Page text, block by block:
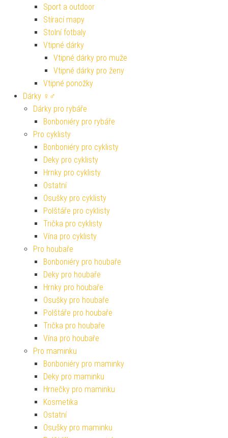
Sport a outdoor
Stírací mapy
Stolní fotbaly
Vtipné dárky
Vtipné dárky pro muže
Vtipné dárky pro ženy
Vtipné ponožky
Dárky ♀♂
Dárky pro rybáře
Bonboniéry pro rybáře
Pro cyklisty
Bonboniéry pro cyklisty
Deky pro cyklisty
Hrnky pro cyklisty
Ostatní
Osušky pro cyklisty
Polštáře pro cyklisty
Trička pro cyklisty
Vína pro cyklisty
Pro houbaře
Bonboniéry pro houbaře
Deky pro houbaře
Hrnky pro houbaře
Osušky pro houbaře
Polštáře pro houbaře
Trička pro houbaře
Vína pro houbaře
Pro maminku
Bonboniéry pro maminky
Deky pro maminku
Hrnečky pro maminku
Kosmetika
Ostatní
Osušky pro maminku